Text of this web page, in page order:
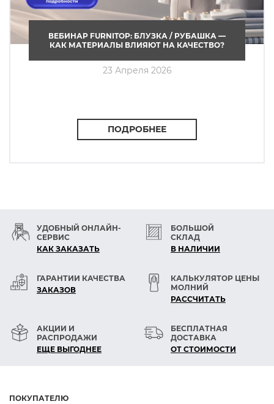
ВЕБИНАР FURNITOP: БЛУЗКА / РУБАШКА —
КАК МАТЕРИАЛЫ ВЛИЯЮТ НА КАЧЕСТВО?
23 Апреля 2026
ПОДРОБНЕЕ
УДОБНЫЙ ОНЛАЙН-
СЕРВИС
КАК ЗАКАЗАТЬ
БОЛЬШОЙ
СКЛАД
В НАЛИЧИИ
ГАРАНТИИ КАЧЕСТВА
ЗАКАЗОВ
КАЛЬКУЛЯТОР ЦЕНЫ
МОЛНИЙ
РАСCЧИТАТЬ
АКЦИИ И
РАСПРОДАЖИ
ЕЩЕ ВЫГОДНЕЕ
БЕСПЛАТНАЯ
ДОСТАВКА
ОТ СТОИМОСТИ
ПОКУПАТЕЛЮ